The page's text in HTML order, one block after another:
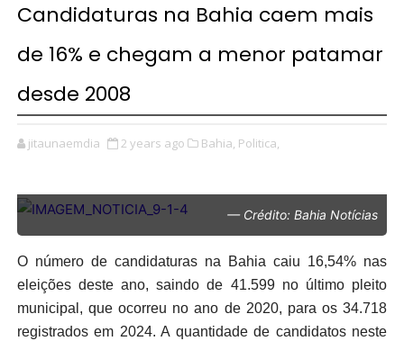
Candidaturas na Bahia caem mais
de 16% e chegam a menor patamar
desde 2008
jitaunaemdia 2 years ago Bahia, Politica,
— Crédito: Bahia Notícias
O número de candidaturas na Bahia caiu 16,54% nas
eleições deste ano, saindo de 41.599 no último pleito
municipal, que ocorreu no ano de 2020, para os 34.718
registrados em 2024. A quantidade de candidatos neste